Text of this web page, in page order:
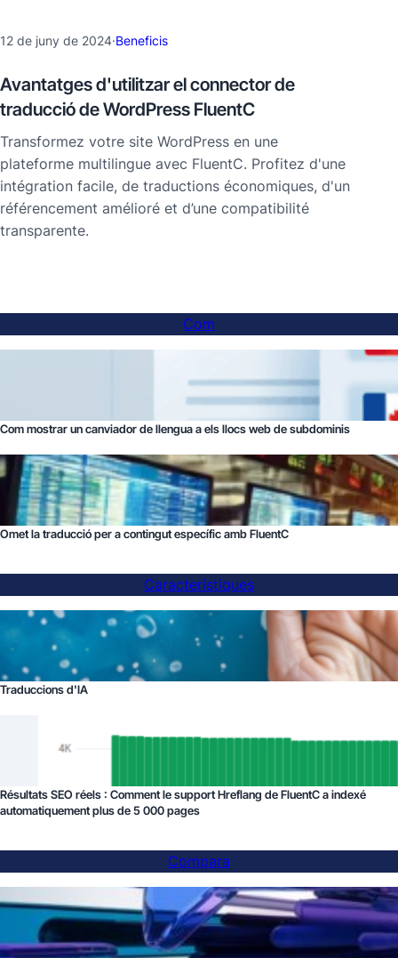
12 de juny de 2024·Beneficis
Avantatges d'utilitzar el connector de
traducció de WordPress FluentC
Transformez votre site WordPress en une
plateforme multilingue avec FluentC. Profitez d'une
intégration facile, de traductions économiques, d'un
référencement amélioré et d’une compatibilité
transparente.
Com
Com mostrar un canviador de llengua a els llocs web de subdominis
Omet la traducció per a contingut específic amb FluentC
Característiques
Traduccions d'IA
Résultats SEO réels : Comment le support Hreflang de FluentC a indexé
automatiquement plus de 5 000 pages
Compara